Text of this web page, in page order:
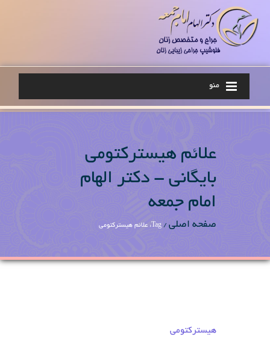
منو
علائم هیسترکتومی
بایگانی - دکتر الهام
امام جمعه
صفحه اصلی / Tag: علائم هیسترکتومی
هیسترکتومی